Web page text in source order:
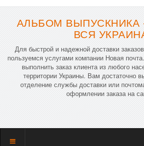
АЛЬБОМ ВЫПУСКНИКА
ВСЯ
Для быстрой и надежной доставки
пользуемся услугами компании Новая
выполнить заказ клиента из любого
территории Украины. Вам достаточно
отделение службы доставки или
оформлении заказа на
Показать